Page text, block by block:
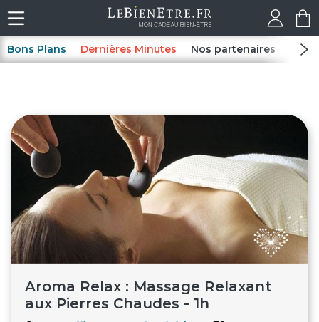
Bons Plans Dernières Minutes Nos partenaires Spas
Aroma Relax : Massage Relaxant
aux Pierres Chaudes - 1h